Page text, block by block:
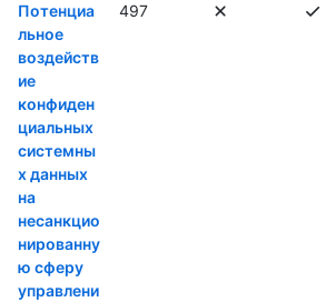
Потенциа
льное
воздейств
ие
конфиден
циальных
системны
х данных
на
несанкцио
нированну
ю сферу
управлени
497